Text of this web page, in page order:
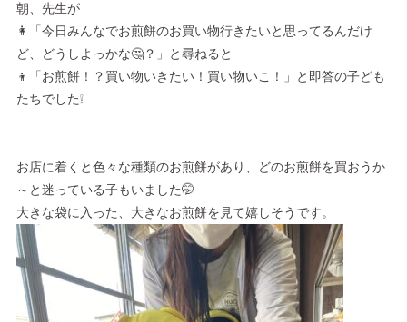
朝、先生が
👩「今日みんなでお煎餅のお買い物行きたいと思ってるんだけ
ど、どうしよっかな🤔？」と尋ねると
👦「お煎餅！？買い物いきたい！買い物いこ！」と即答の子ども
たちでした❕
お店に着くと色々な種類のお煎餅があり、どのお煎餅を買おうか
～と迷っている子もいました🤭
大きな袋に入った、大きなお煎餅を見て嬉しそうです。